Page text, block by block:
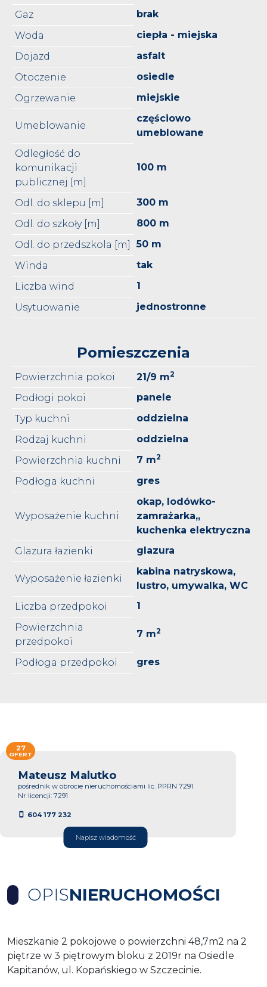
Gaz
brak
Woda
ciepła - miejska
Dojazd
asfalt
Otoczenie
osiedle
Ogrzewanie
miejskie
Umeblowanie
częściowo
umeblowane
Odległość do
komunikacji
publicznej [m]
100 m
Odl. do sklepu [m]
300 m
Odl. do szkoły [m]
800 m
Odl. do przedszkola [m]
50 m
Winda
tak
Liczba wind
1
Usytuowanie
jednostronne
Pomieszczenia
Powierzchnia pokoi 21/9 m2
Podłogi pokoi
panele
Typ kuchni
oddzielna
Rodzaj kuchni
oddzielna
Powierzchnia kuchni
7 m2
Podłoga kuchni gres
Wyposażenie kuchni
okap, lodówko-
zamrażarka,,
kuchenka elektryczna
Glazura łazienki
glazura
Wyposażenie łazienki
kabina natryskowa,
lustro, umywalka, WC
Liczba przedpokoi
1
Powierzchnia
przedpokoi
7 m2
Podłoga przedpokoi gres
Mateusz Malutko
pośrednik w obrocie nieruchomościami lic. PPRN 7291
Nr licencji: 7291
604 177 232
Napisz wiadomość
27
OFERT
OPISNIERUCHOMOŚCI
Mieszkanie 2 pokojowe o powierzchni 48,7m2 na 2
piętrze w 3 piętrowym bloku z 2019r na Osiedle
Kapitanów, ul. Kopańskiego w Szczecinie.